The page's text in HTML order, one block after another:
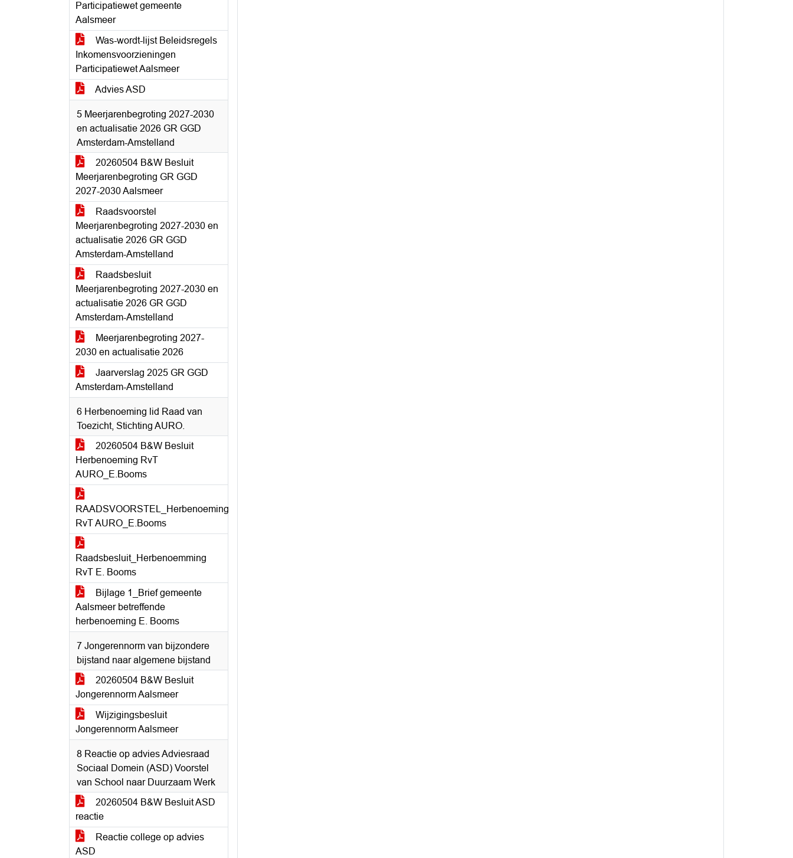
Participatiewet gemeente
Aalsmeer
Was-wordt-lijst Beleidsregels
Inkomensvoorzieningen
Participatiewet Aalsmeer
Advies ASD
5 Meerjarenbegroting 2027-2030
en actualisatie 2026 GR GGD
Amsterdam-Amstelland
20260504 B&W Besluit
Meerjarenbegroting GR GGD
2027-2030 Aalsmeer
Raadsvoorstel
Meerjarenbegroting 2027-2030 en
actualisatie 2026 GR GGD
Amsterdam-Amstelland
Raadsbesluit
Meerjarenbegroting 2027-2030 en
actualisatie 2026 GR GGD
Amsterdam-Amstelland
Meerjarenbegroting 2027-
2030 en actualisatie 2026
Jaarverslag 2025 GR GGD
Amsterdam-Amstelland
6 Herbenoeming lid Raad van
Toezicht, Stichting AURO.
20260504 B&W Besluit
Herbenoeming RvT
AURO_E.Booms
RAADSVOORSTEL_Herbenoeming
RvT AURO_E.Booms
Raadsbesluit_Herbenoemming
RvT E. Booms
Bijlage 1_Brief gemeente
Aalsmeer betreffende
herbenoeming E. Booms
7 Jongerennorm van bijzondere
bijstand naar algemene bijstand
20260504 B&W Besluit
Jongerennorm Aalsmeer
Wijzigingsbesluit
Jongerennorm Aalsmeer
8 Reactie op advies Adviesraad
Sociaal Domein (ASD) Voorstel
van School naar Duurzaam Werk
20260504 B&W Besluit ASD
reactie
Reactie college op advies
ASD